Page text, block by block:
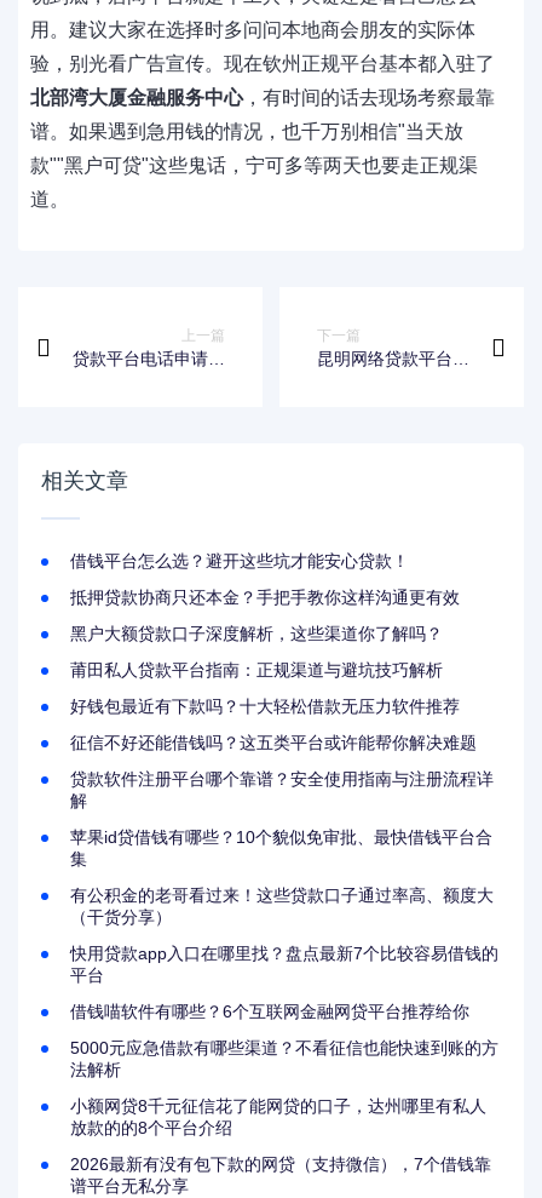
用。建议大家在选择时多问问本地商会朋友的实际体
验，别光看广告宣传。现在钦州正规平台基本都入驻了
北部湾大厦金融服务中心，有时间的话去现场考察最靠
谱。如果遇到急用钱的情况，也千万别相信"当天放
款""黑户可贷"这些鬼话，宁可多等两天也要走正规渠
道。
上一篇
贷款平台电话申请指
下一篇
昆明网络贷款平台有
相关文章
借钱平台怎么选？避开这些坑才能安心贷款！
抵押贷款协商只还本金？手把手教你这样沟通更有效
黑户大额贷款口子深度解析，这些渠道你了解吗？
莆田私人贷款平台指南：正规渠道与避坑技巧解析
好钱包最近有下款吗？十大轻松借款无压力软件推荐
征信不好还能借钱吗？这五类平台或许能帮你解决难题
贷款软件注册平台哪个靠谱？安全使用指南与注册流程详
解
苹果id贷借钱有哪些？10个貌似免审批、最快借钱平台合
集
有公积金的老哥看过来！这些贷款口子通过率高、额度大
（干货分享）
快用贷款app入口在哪里找？盘点最新7个比较容易借钱的
平台
借钱喵软件有哪些？6个互联网金融网贷平台推荐给你
5000元应急借款有哪些渠道？不看征信也能快速到账的方
法解析
小额网贷8千元征信花了能网贷的口子，达州哪里有私人
放款的的8个平台介绍
2026最新有没有包下款的网贷（支持微信），7个借钱靠
谱平台无私分享